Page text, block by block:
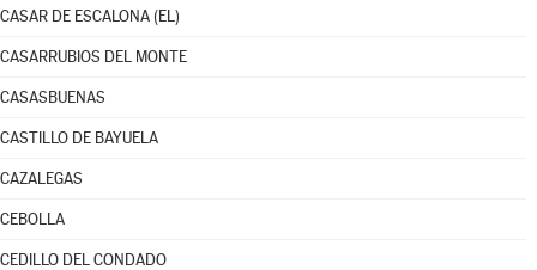
CASAR DE ESCALONA (EL)
CASARRUBIOS DEL MONTE
CASASBUENAS
CASTILLO DE BAYUELA
CAZALEGAS
CEBOLLA
CEDILLO DEL CONDADO